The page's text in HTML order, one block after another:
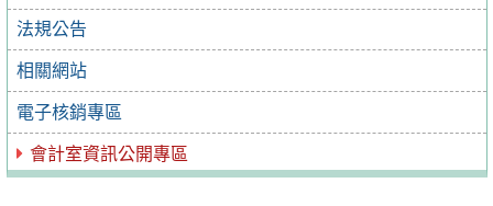
法規公告
相關網站
電子核銷專區
會計室資訊公開專區